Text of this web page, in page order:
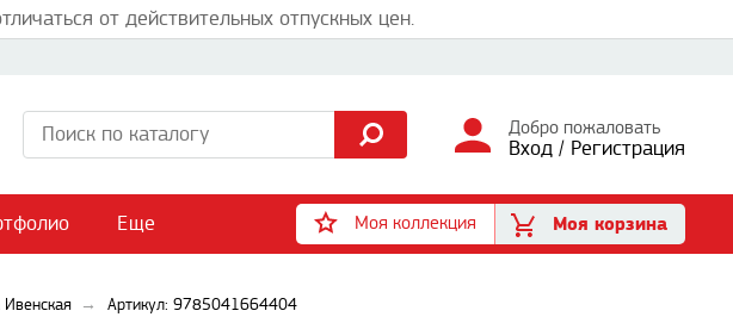
от действительных отпускных цен.
Добро пожаловать
Вход / Регистрация
Еще Моя коллекция Моя корзина
Ивенская Артикул: 9785041664404